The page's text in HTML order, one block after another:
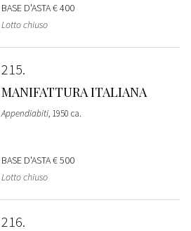
BASE D'ASTA€ 400
Lotto chiuso
215
MANIFATTURA ITALIANA
Appendiabiti, 1950 ca.
BASE D'ASTA€ 500
Lotto chiuso
216